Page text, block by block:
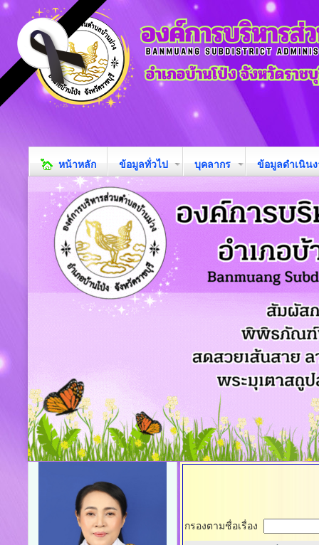
หน้าหลัก ข้อมูลทั่วไป บุคลากร ข้อมูลดำเนิน
กรองตามชื่อเรื่อง